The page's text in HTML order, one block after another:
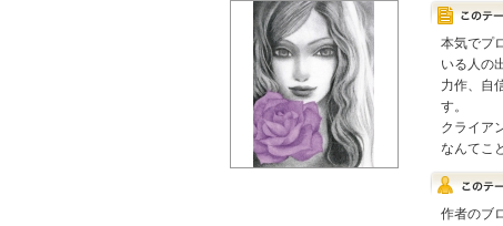
本気でプ
いる人の
力作、自
す。
クライア
なんてこ
作者のブ